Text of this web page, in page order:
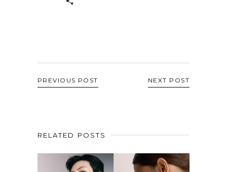
PREVIOUS POST NEXT POST
RELATED POSTS